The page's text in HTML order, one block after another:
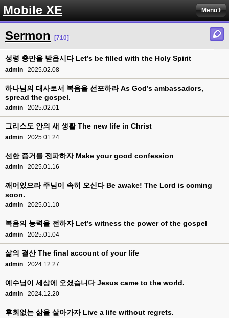
Mobile XE Menu
Sermon [710]
성령 충만을 받읍시다 Let’s be filled with the Holy Spirit
admin 2025.02.08
하나님의 대사로서 복음을 선포하라 As God’s ambassadors,
spread the gospel.
admin 2025.02.01
그리스도 안의 새 생활 The new life in Christ
admin 2025.01.24
선한 증거를 전파하자 Make your good confession
admin 2025.01.16
깨어있으라 주님이 속히 오신다 Be awake! The Lord is coming
soon.
admin 2025.01.10
복음의 능력을 전하자 Let’s witness the power of the gospel
admin 2025.01.04
삶의 결산 The final account of your life
admin 2024.12.27
예수님이 세상에 오셨습니다 Jesus came to the world.
admin 2024.12.20
후회없는 삶을 살아가자 Live a life without regrets.